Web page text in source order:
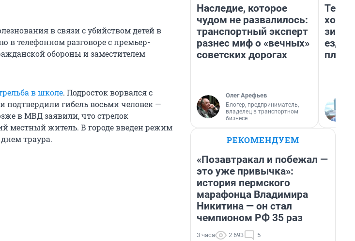
в связи с убийством детей в
в телефонном разговоре с премьер-
обороны и заместителем
в школе. Подросток ворвался с
подтвердили гибель восьми человек —
в МВД заявили, что стрелок
местный житель. В городе введен режим
траура.
Наследие, которое
чудом не развалилось:
транспортный эксперт
разнес миф о «вечных»
советских дорогах
Олег Арефьев
Блогер, предприниматель,
владелец в транспортном
бизнесе
ездит
РЕКОМЕНДУЕМ
«Позавтракал и побежал —
это уже привычка»:
история пермского
марафонца Владимира
Никитина — он стал
чемпионом РФ 35 раз
3 часа 2 693 5